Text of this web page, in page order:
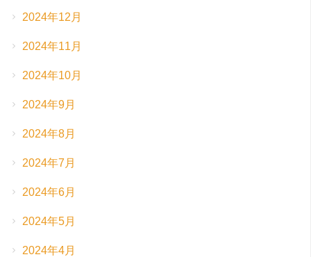
2024年12月
2024年11月
2024年10月
2024年9月
2024年8月
2024年7月
2024年6月
2024年5月
2024年4月